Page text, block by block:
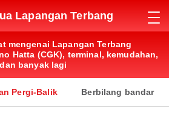
Lapangan Terbang
mengenai Lapangan Terbang
Hatta (CGK), terminal, kemudahan,
dan banyak lagi
Pergi-Balik Berbilang bandar